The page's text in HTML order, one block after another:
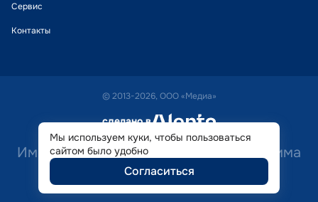
Сервис
Контакты
© 2013-2026, ООО «Медиа»
сделано в alente
Имеются противопоказания. Необходима
консультация специалиста.
Мы используем куки, чтобы пользоваться
сайтом было удобно
Согласиться